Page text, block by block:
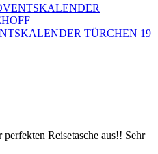
TÜRCHEN 19
Reisetasche aus!! Sehr